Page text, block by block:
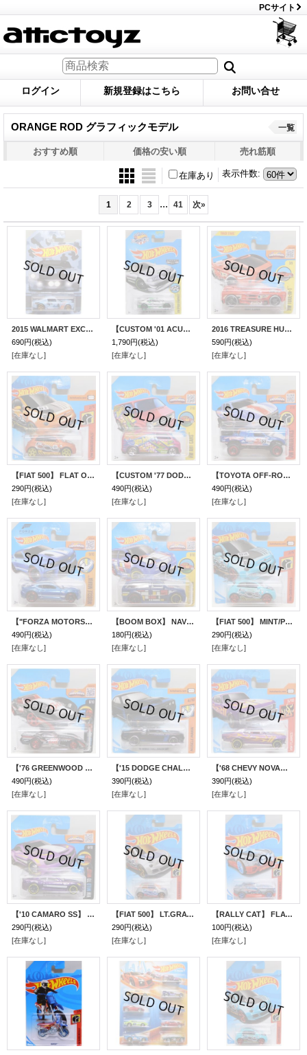
PCサイト
ログイン 新規登録はこちら お問い合せ
ORANGE ROD グラフィックモデル 一覧
おすすめ順 価格の安い順 売れ筋順
表示件数:
在庫あり
1 2 3 ... 41 次»
2015 WALMART EXCLUSIVE - CAMOUFLAGE SERIES 【'67 SHELBY GT-500】 CAMO LT.BLUE/PR5
690円(税込)
[在庫なし]
【CUSTOM '01 ACURA INTEGRA GSR】 ZAMAC/J5 (TEIN) (WALMART EXCLUSIVE)
1,790円(税込)
[在庫なし]
2016 TREASURE HUNTS 【NIGHT BURNER】 RED/O5(インターナショナル・ショートカード）
590円(税込)
[在庫なし]
【FIAT 500】 FLAT ORANGE/PR5(インターナショナル・ショートカード）
290円(税込)
[在庫なし]
【CUSTOM '77 DODGE VAN】 PINK/5SP(インターナショナル・ショートカード）
490円(税込)
[在庫なし]
【TOYOTA OFF-ROAD TRUCK】 BLUE/BLOR(インターナショナル・ショートカード）
490円(税込)
[在庫なし]
【"FORZA MOTORSPORT" '16 CAMARO SS】 BLUE/MC5 (NEW CAST)(インターナショナル・ショートカード）
490円(税込)
[在庫なし]
【BOOM BOX】 NAVY/O5(インターナショナル・ショートカード）
180円(税込)
[在庫なし]
【FIAT 500】 MINT/PR5(インターナショナル・ショートカード）
290円(税込)
[在庫なし]
【'76 GREENWOOD CORVETTE】 BLACK/5SP(インターナショナル・ショートカード）
490円(税込)
[在庫なし]
【'15 DODGE CHALLENGER SRT】 BLACK/PR5(インターナショナル・ショートカード）
390円(税込)
[在庫なし]
【'68 CHEVY NOVA】 PURPLE/DD8(インターナショナル・ショートカード）
390円(税込)
[在庫なし]
【'10 CAMARO SS】 PURPLE/O5(インターナショナル・ショートカード）
290円(税込)
[在庫なし]
【FIAT 500】 LT.GRAY/PR5
290円(税込)
[在庫なし]
【RALLY CAT】 FLAT GRAY-RED/10SP
100円(税込)
[在庫なし]